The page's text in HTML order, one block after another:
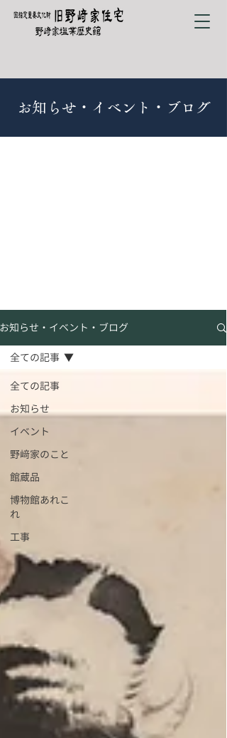
お知らせ・イベント・ブログ
お知らせ・イベント・ブログ
全ての記事
お知らせ
イベント
野﨑家のこと
館蔵品
博物館あれこ
れ
工事
全ての記事